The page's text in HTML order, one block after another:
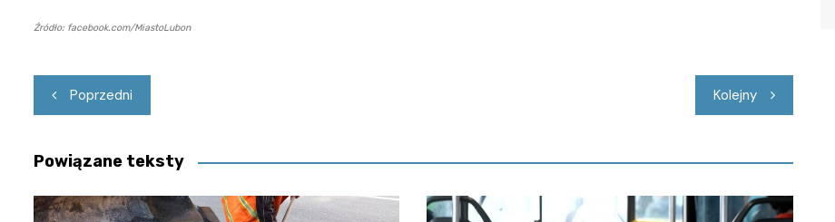
Źródło: facebook.com/MiastoLubon
Nawigacja
wpisu
Poprzedni Kolejny
Powiązane teksty